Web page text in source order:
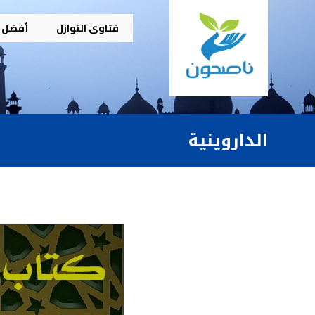
فتاوى النوازل أفضل
الداروينية